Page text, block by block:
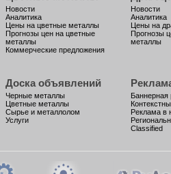
Новости
Аналитика
Цены на цветные металлы
Прогнозы цен на цветные
металлы
Коммерческие предложения
Новости
Аналитика
Цены на
Прогнозы
металлы
Доска объявлений
Черные металлы
Цветные металлы
Сырье и металлолом
Услуги
Баннерная
Реклама в
Classified